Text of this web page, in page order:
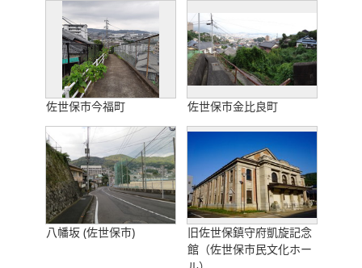
佐世保市今福町 佐世保市金比良町
八幡坂 (佐世保市)
旧佐世保鎮守府凱旋記念
館（佐世保市民文化ホー